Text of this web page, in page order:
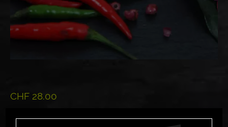
CHF 28.00
Rupture de stock